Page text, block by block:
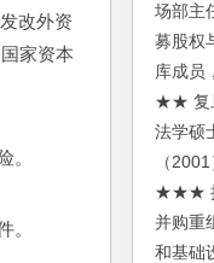
改外资
家资本
。
。
场部主
募股权
库成员
★★ 复
法学硕
（2001
★★★ 执
并购重
和基础